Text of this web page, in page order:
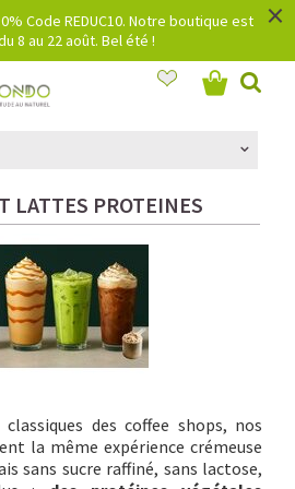
Code REDUC10. Notre boutique est
8 au 22 août. Bel été !
×
LATTES PROTEINES
des coffee shops, nos
la même expérience crémeuse
sans sucre raffiné, sans lactose,